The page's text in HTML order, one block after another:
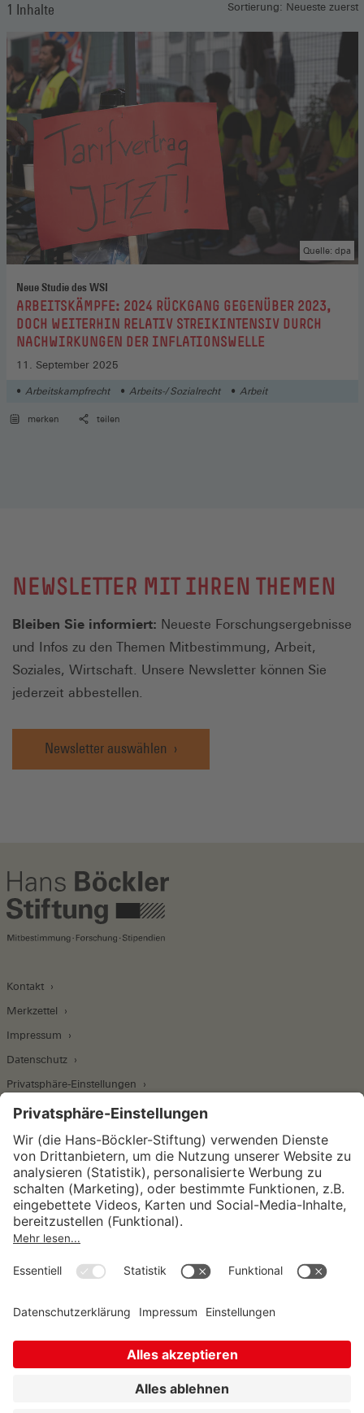
1 Inhalte Sortierung: Neueste zuerst
Neue Studie des WSI
:ARBEITSKÄMPFE: 2024 RÜCKGANG GEGENÜBER 2023,
DOCH WEITERHIN RELATIV STREIKINTENSIV DURCH
NACHWIRKUNGEN DER INFLATIONSWELLE
Quelle: dpa
11. September 2025
Arbeitskampfrecht Arbeits-/ Sozialrecht Arbeit
merken teilen
NEWSLETTER MIT IHREN THEMEN
Bleiben Sie informiert: Neueste Forschungsergebnisse
und Infos zu den Themen Mitbestimmung, Arbeit,
Soziales, Wirtschaft. Unsere Newsletter können Sie
jederzeit abbestellen.
Newsletter auswählen
Kontakt
Merkzettel
Impressum
Datenschutz
Privatsphäre-Einstellungen
Wirtschafts- und Sozialwissenschaftliches Institut
Institut für Makroökonomie und
Konjunkturforschung
Unternehmensführung
Sozialrecht